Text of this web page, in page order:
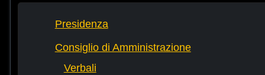
Presidenza
Consiglio di Amministrazione
Verbali